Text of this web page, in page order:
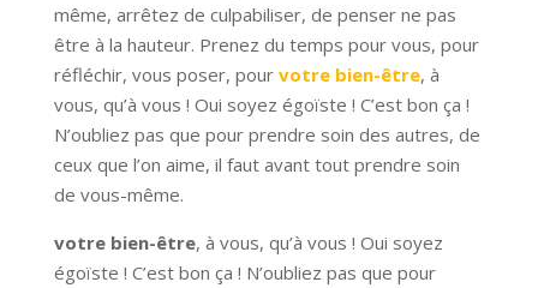
même, arrêtez de culpabiliser, de penser ne pas
être à la hauteur. Prenez du temps pour vous, pour
réfléchir, vous poser, pour votre bien-être, à
vous, qu’à vous ! Oui soyez égoïste ! C’est bon ça !
N’oubliez pas que pour prendre soin des autres, de
ceux que l’on aime, il faut avant tout prendre soin
de vous-même.
votre bien-être, à vous, qu’à vous ! Oui soyez
égoïste ! C’est bon ça ! N’oubliez pas que pour